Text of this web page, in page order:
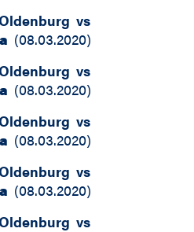
vs
(08.03.2020)
vs
(08.03.2020)
vs
(08.03.2020)
vs
(08.03.2020)
vs